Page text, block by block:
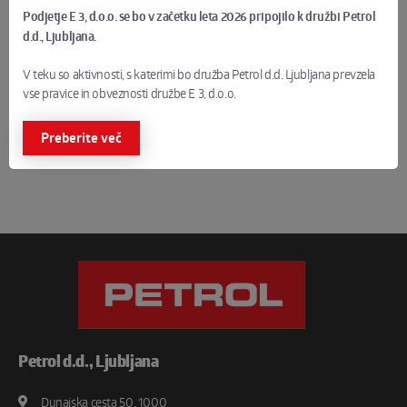
Zgodba z naslovnice: zabavno z Ano Mario Mitić in Klemnom
Bučanom
Ločevanje odsluženih naprav in starih baterij
E3 Ekipa
Podjetje E 3, d.o.o. se bo v začetku leta 2026 pripojilo k družbi Petrol
d.d., Ljubljana.
V teku so aktivnosti, s katerimi bo družba Petrol d.d. Ljubljana prevzela
vse pravice in obveznosti družbe E 3, d.o.o.
Preberite več
Petrol d.d., Ljubljana
Dunajska cesta 50, 1000